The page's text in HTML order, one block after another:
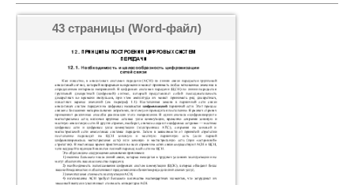
43 страницы (Word-файл)